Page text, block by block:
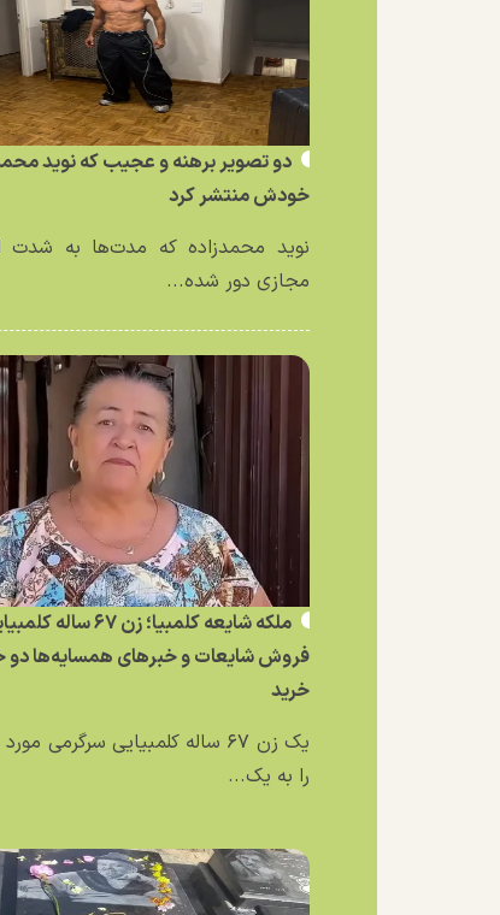
دو تصویر برهنه و عجیب که نوید
خودش منتشر کرد
نوید محمدزاده که مدت‌ها به شدت
مجازی دور شده...
ملکه شایعه کلمبیا؛ زن ۶۷
فروش شایعات و خبر‌های همسایه‌ها دو
خرید
یک زن ۶۷ ساله کلمبیایی سرگرمی
را به یک...